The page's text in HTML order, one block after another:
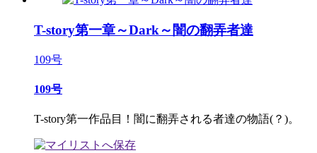
T-story第一章～Dark～闇の翻弄者達
109号
109号
T-story第一作品目！闇に翻弄される者達の物語(？)。